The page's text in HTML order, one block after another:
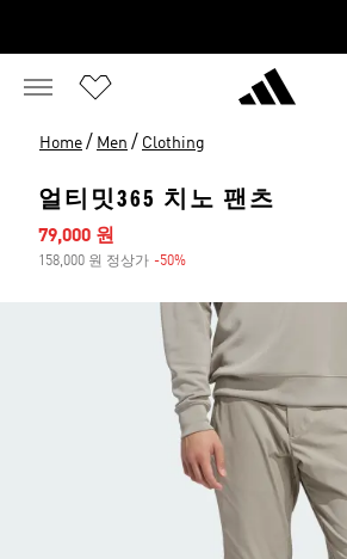
Home / Men / Clothing
얼티밋365 치노 팬츠
세일 가격
79,000 원
158,000 원 정상가 -50%